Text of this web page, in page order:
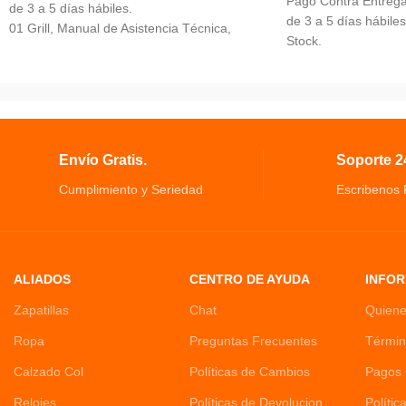
de 3 a 5 días hábiles.
01 Grill, Manual de Asistencia Técnica,
de 3 a 5 días
Stock.
cuenta con la
ingredientes
pilas AAA mantiene
integrados
Envío Gratis.
Cumplimiento y Seriedad
Soporte
Escribenos
ALIADOS
Zapatillas
Ropa
Calzado Col
Relojes
CENTRO DE AYUDA
Chat
Preguntas Frecuentes
Políticas de Cambios
Políticas de Devolucion
Pagos